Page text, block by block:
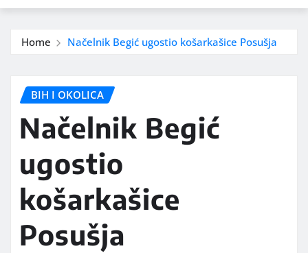
Home Načelnik Begić ugostio košarkašice Posušja
BIH I OKOLICA
Načelnik Begić
ugostio
košarkašice
Posušja